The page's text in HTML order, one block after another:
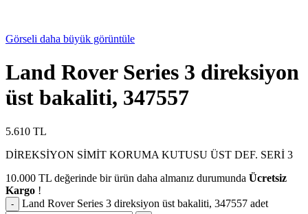
Görseli daha büyük görüntüle
Land Rover Series 3 direksiyon
üst bakaliti, 347557
5.610 TL
DİREKSİYON SİMİT KORUMA KUTUSU ÜST DEF. SERİ 3
10.000 TL değerinde bir ürün daha almanız durumunda Ücretsiz
Kargo !
Land Rover Series 3 direksiyon üst bakaliti, 347557 adet